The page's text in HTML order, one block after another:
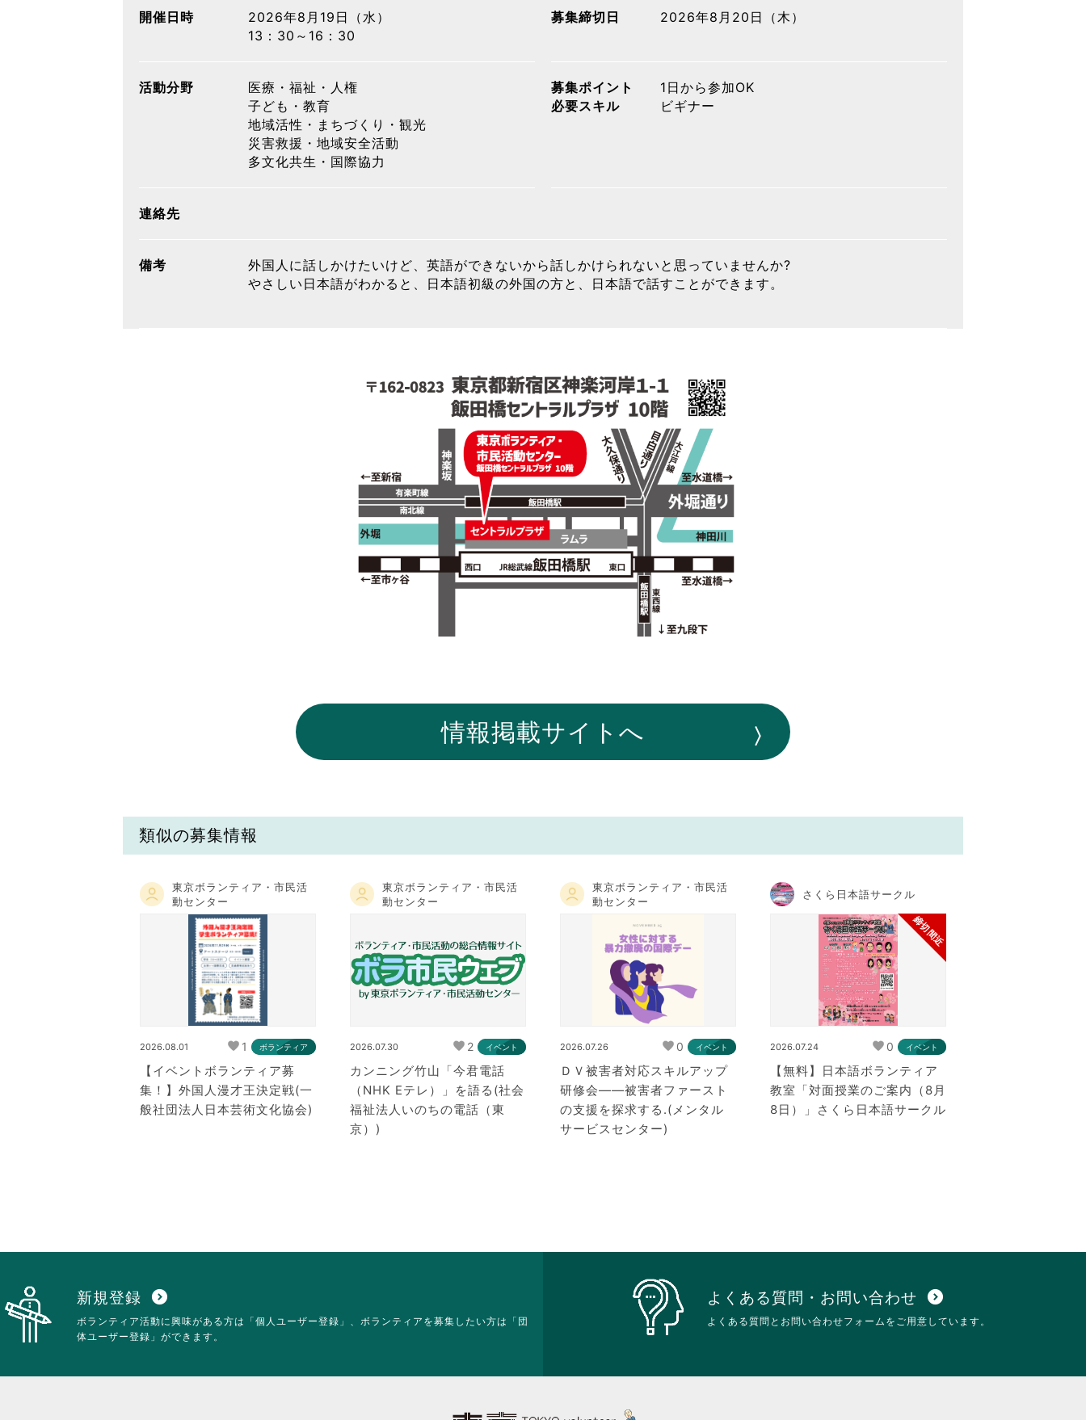
開催日時
2026年8月19日（水）
13：30～16：30
募集締切日 2026年8月20日（木）
活動分野
医療・福祉・人権
子ども・教育
地域活性・まちづくり・観光
災害救援・地域安全活動
多文化共生・国際協力
募集ポイント
必要スキル
1日から参加OK
ビギナー
連絡先
備考
外国人に話しかけたいけど、英語ができないから話しかけられないと思っていませんか?
やさしい日本語がわかると、日本語初級の外国の方と、日本語で話すことができます。
情報掲載サイトへ
類似の募集情報
東京ボランティア・市民活
動センター
2026.08.01 1 ボランティア
【イベントボランティア募
集！】外国人漫才王決定戦(一
般社団法人日本芸術文化協会)
東京ボランティア・市民活
動センター
2026.07.30 2 イベント
カンニング竹山「今君電話
（NHK Eテレ）」を語る(社会
福祉法人いのちの電話（東
京）)
東京ボランティア・市民活
動センター
2026.07.26 0 イベント
ＤＶ被害者対応スキルアップ
研修会――被害者ファースト
の支援を探求する.(メンタル
サービスセンター)
さくら日本語サークル
締切間近
2026.07.24 0 イベント
【無料】日本語ボランティア
教室「対面授業のご案内（8月
8日）」さくら日本語サークル
新規登録 expand_circle_down
ボランティア活動に興味がある方は「個人ユーザー登録」、ボランティアを募集したい方は「団
体ユーザー登録」ができます。
よくある質問・お問い合わせ expand_circle_down
よくある質問とお問い合わせフォームをご用意しています。